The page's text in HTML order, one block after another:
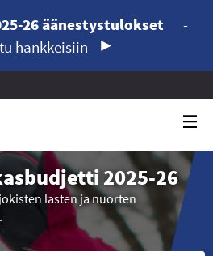
26 äänestystulokset
-
hankkeisiin
2025-26
lasten ja nuorten